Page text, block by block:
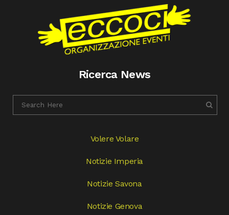
Ricerca News
Volere Volare
Notizie Imperia
Notizie Savona
Notizie Genova